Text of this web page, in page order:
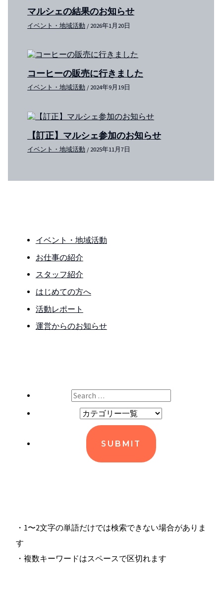
マルシェの結果のお知らせ
イベント・地域活動 /2026年1月20日
コーヒーの販売に行きました
イベント・地域活動 /2024年9月19日
【訂正】マルシェ参加のお知らせ
イベント・地域活動 /2025年11月7日
イベント・地域活動
お仕事の紹介
スタッフ紹介
はじめての方へ
活動レポート
運営からのお知らせ
・1〜2文字の単語だけでは検索できない場合がありま
す
・複数キーワードはスペースで区切れます